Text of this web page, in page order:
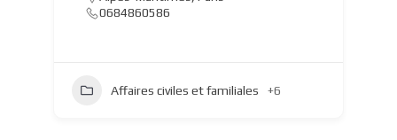
0684860586
Affaires civiles et familiales +6